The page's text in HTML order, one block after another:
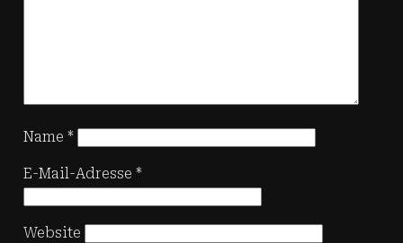
Name *
E-Mail-Adresse *
Website